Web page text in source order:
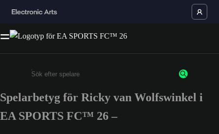
Ange minst 3 tecken eller siffror
Spelarbetyg för Ricky van Wolfswinkel i
EA SPORTS FC™ 26 –